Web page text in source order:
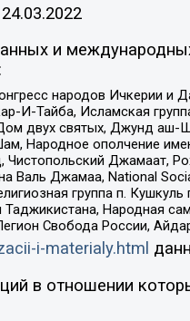
24.03.2022
и
народов Ичкерии и
И-Тайба, Исламская
двух святых, Джунд
Народное ополчение
Джамаат,
Джамаа, National
группа п.
Народная
Свобода России,
i-materialy.html
в отношении